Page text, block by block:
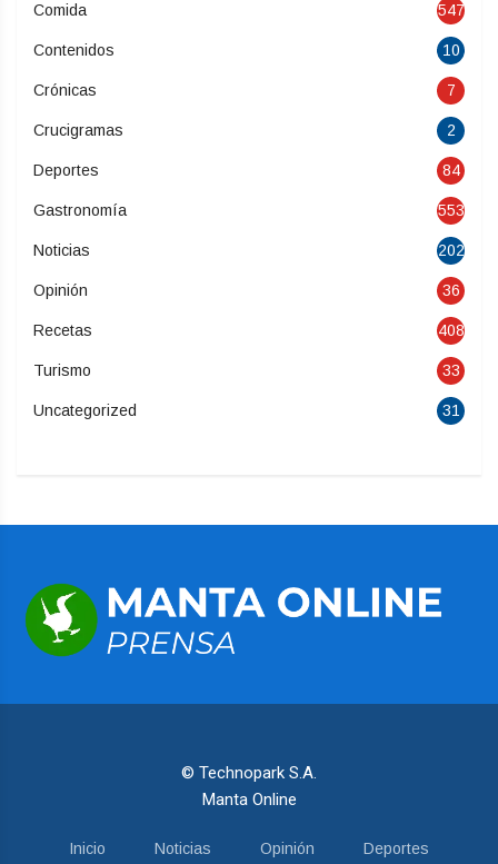
Comida 547
Contenidos 10
Crónicas 7
Crucigramas 2
Deportes 84
Gastronomía 553
Noticias 202
Opinión 36
Recetas 408
Turismo 33
Uncategorized 31
© Technopark S.A.
Manta Online
Inicio Noticias Opinión Deportes